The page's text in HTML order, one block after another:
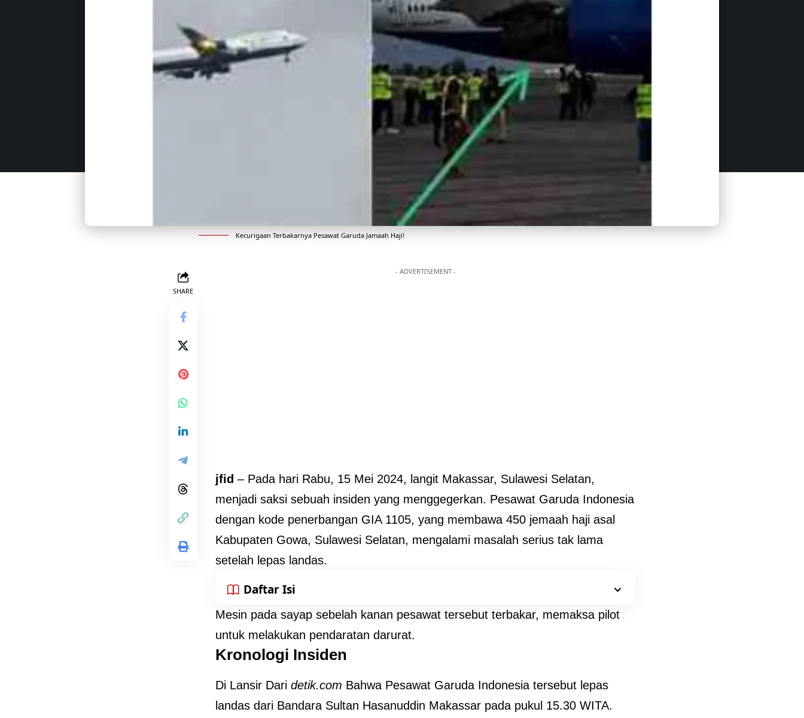
Kecurigaan Terbakarnya Pesawat Garuda Jamaah Haji!
SHARE
- ADVERTISEMENT -
jfid – Pada hari Rabu, 15 Mei 2024, langit Makassar, Sulawesi Selatan,
menjadi saksi sebuah insiden yang menggegerkan. Pesawat Garuda Indonesia
dengan kode penerbangan GIA 1105, yang membawa 450 jemaah haji asal
Kabupaten Gowa, Sulawesi Selatan, mengalami masalah serius tak lama
setelah lepas landas.
Daftar Isi
Mesin pada sayap sebelah kanan pesawat tersebut terbakar, memaksa pilot
untuk melakukan pendaratan darurat.
Kronologi Insiden
Di Lansir Dari detik.com Bahwa Pesawat Garuda Indonesia tersebut lepas
landas dari Bandara Sultan Hasanuddin Makassar pada pukul 15.30 WITA.